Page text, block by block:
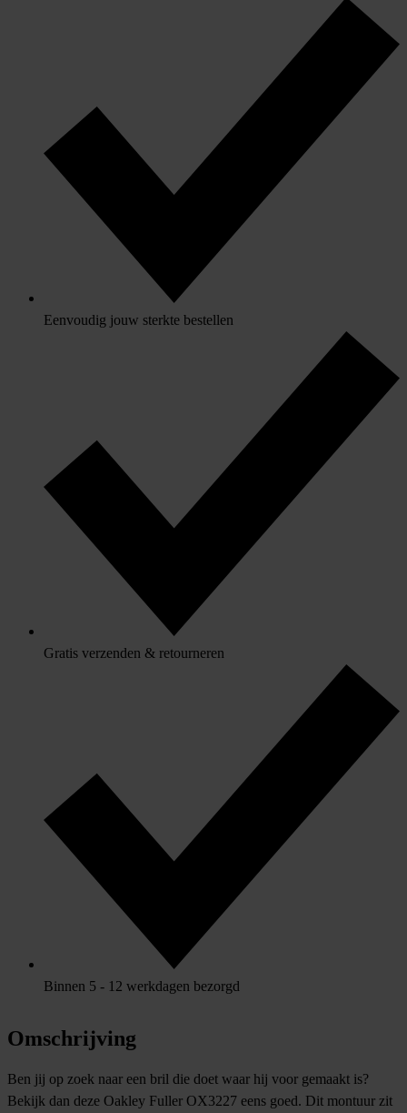
Eenvoudig jouw sterkte bestellen
Gratis verzenden & retourneren
Binnen 5 - 12 werkdagen bezorgd
Omschrijving
Ben jij op zoek naar een bril die doet waar hij voor gemaakt is?
Bekijk dan deze Oakley Fuller OX3227 eens goed. Dit montuur zit